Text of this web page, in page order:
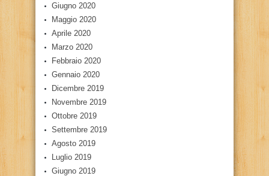
Giugno 2020
Maggio 2020
Aprile 2020
Marzo 2020
Febbraio 2020
Gennaio 2020
Dicembre 2019
Novembre 2019
Ottobre 2019
Settembre 2019
Agosto 2019
Luglio 2019
Giugno 2019